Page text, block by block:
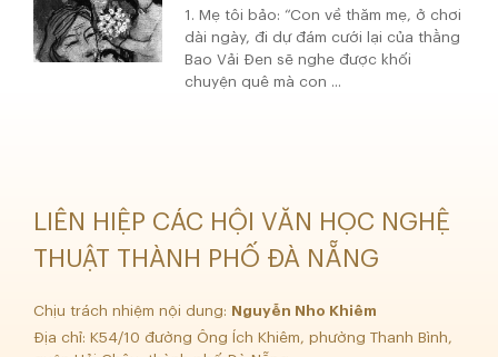
1. Mẹ tôi bảo: “Con về thăm mẹ, ở chơi
dài ngày, đi dự đám cưới lại của thằng
Bao Vải Đen sẽ nghe được khối
chuyện quê mà con ...
LIÊN HIỆP CÁC HỘI VĂN HỌC NGHỆ
THUẬT THÀNH PHỐ ĐÀ NẴNG
Chịu trách nhiệm nội dung: Nguyễn Nho Khiêm
Địa chỉ: K54/10 đường Ông Ích Khiêm, phường Thanh Bình,